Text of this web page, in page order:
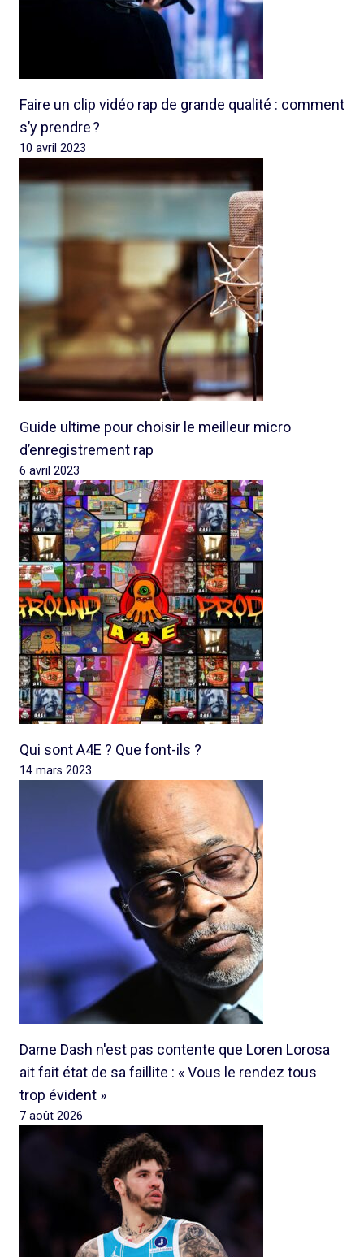
Faire un clip vidéo rap de grande qualité : comment
s’y prendre ?
10 avril 2023
Guide ultime pour choisir le meilleur micro
d’enregistrement rap
6 avril 2023
Qui sont A4E ? Que font-ils ?
14 mars 2023
Dame Dash n'est pas contente que Loren Lorosa
ait fait état de sa faillite : « Vous le rendez tous
trop évident »
7 août 2026